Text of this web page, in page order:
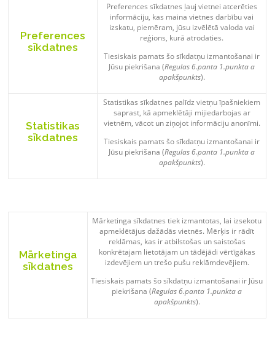
Preferences
sīkdatnes
Preferences sīkdatnes ļauj vietnei atcerēties
informāciju, kas maina vietnes darbību vai
izskatu, piemēram, jūsu izvēlētā valoda vai
reģions, kurā atrodaties.
Tiesiskais pamats šo sīkdatņu izmantošanai ir
Jūsu piekrišana (Regulas 6.panta 1.punkta a
apakšpunkts).
Statistikas
sīkdatnes
Statistikas sīkdatnes palīdz vietņu īpašniekiem
saprast, kā apmeklētāji mijiedarbojas ar
vietnēm, vācot un ziņojot informāciju anonīmi.
Tiesiskais pamats šo sīkdatņu izmantošanai ir
Jūsu piekrišana (Regulas 6.panta 1.punkta a
apakšpunkts).
Mārketinga
sīkdatnes
Mārketinga sīkdatnes tiek izmantotas, lai izsekotu
apmeklētājus dažādās vietnēs. Mērķis ir rādīt
reklāmas, kas ir atbilstošas un saistošas
konkrētajam lietotājam un tādējādi vērtīgākas
izdevējiem un trešo pušu reklāmdevējiem.
Tiesiskais pamats šo sīkdatņu izmantošanai ir Jūsu
piekrišana (Regulas 6.panta 1.punkta a
apakšpunkts).